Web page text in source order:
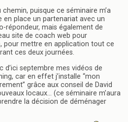
chemin, puisque ce séminaire m’a
en place un partenariat avec un
répondeur, mais également de
site de coach web pour
pour mettre en application tout ce
ces deux journées.
d’ici septembre mes vidéos de
car en effet j’installe “mon
grâce aux conseil de David
locaux… (ce séminaire m’aura
la décision de déménager